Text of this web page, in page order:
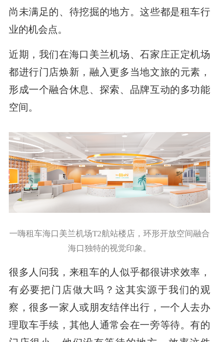
尚未满足的、待挖掘的地方。这些都是租车行
业的机会点。
近期，我们在海口美兰机场、石家庄正定机场
都进行门店焕新，融入更多当地文旅的元素，
形成一个融合休息、探索、品牌互动的多功能
空间。
一嗨租车海口美兰机场T2航站楼店，环形开放空间融合
海口独特的视觉印象。
很多人问我，来租车的人似乎都很讲求效率，
有必要把门店做大吗？这其实源于我们的观
察，很多一家人或朋友结伴出行，一个人去办
理取车手续，其他人通常会在一旁等待。有的